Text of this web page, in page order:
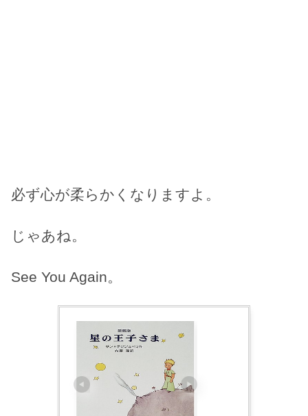
必ず心が柔らかくなりますよ。
じゃあね。
See You Again。